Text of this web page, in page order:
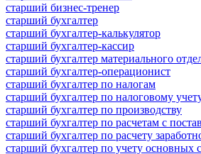
старший бизнес-тренер
старший бухгалтер
старший бухгалтер-калькулятор
старший бухгалтер-кассир
старший бухгалтер материального
старший бухгалтер-операционист
старший бухгалтер по налогам
старший бухгалтер по налоговому
старший бухгалтер по производству
старший бухгалтер по расчетам с
старший бухгалтер по расчету
старший бухгалтер по учету основных